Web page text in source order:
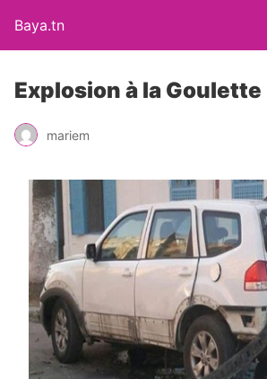
Baya.tn
Explosion à la Goulette
mariem